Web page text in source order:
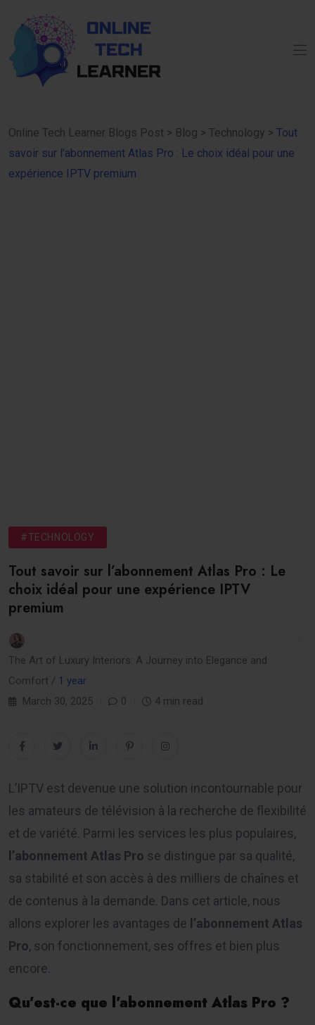
Online Tech Learner Blogs Post > Blog > Technology > Tout
savoir sur l’abonnement Atlas Pro : Le choix idéal pour une
expérience IPTV premium
#TECHNOLOGY
Tout savoir sur l’abonnement Atlas Pro : Le
choix idéal pour une expérience IPTV
premium
The Art of Luxury Interiors: A Journey into Elegance and
Comfort / 1 year
March 30, 2025
0 4 min read
L’IPTV est devenue une solution incontournable pour
les amateurs de télévision à la recherche de flexibilité
et de variété. Parmi les services les plus populaires,
l’abonnement Atlas Pro se distingue par sa qualité,
sa stabilité et son accès à des milliers de chaînes et
de contenus à la demande. Dans cet article, nous
allons explorer les avantages de l’abonnement Atlas
Pro, son fonctionnement, ses offres et bien plus
encore.
Qu’est-ce que l’abonnement Atlas Pro ?